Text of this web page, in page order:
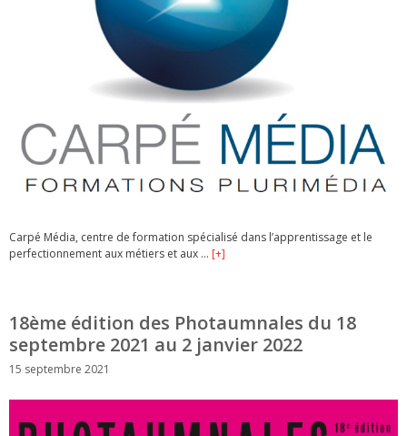
Carpé Média, centre de formation spécialisé dans l’apprentissage et le
perfectionnement aux métiers et aux … [+]
18ème édition des Photaumnales du 18
septembre 2021 au 2 janvier 2022
15 septembre 2021